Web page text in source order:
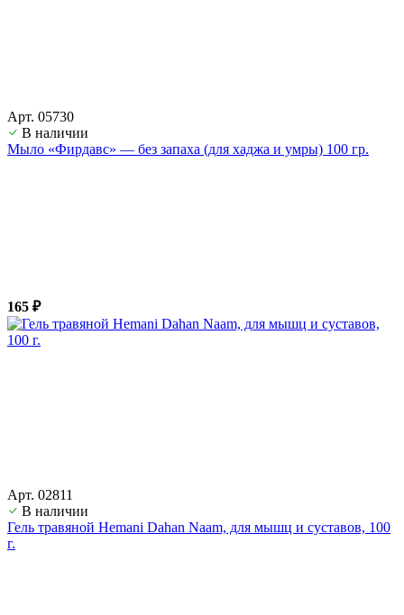
Арт. 05730
В наличии
Мыло «Фирдавс» — без запаха (для хаджа и умры) 100 гр.
165 ₽
Арт. 02811
В наличии
Гель травяной Hemani Dahan Naam, для мышц и суставов, 100
г.